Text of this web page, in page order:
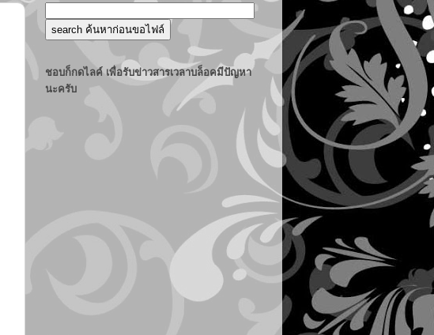
ชอบก็กดไลค์ เพื่อรับข่าวสารเวลาบล็อคมีปัญหา
นะครับ